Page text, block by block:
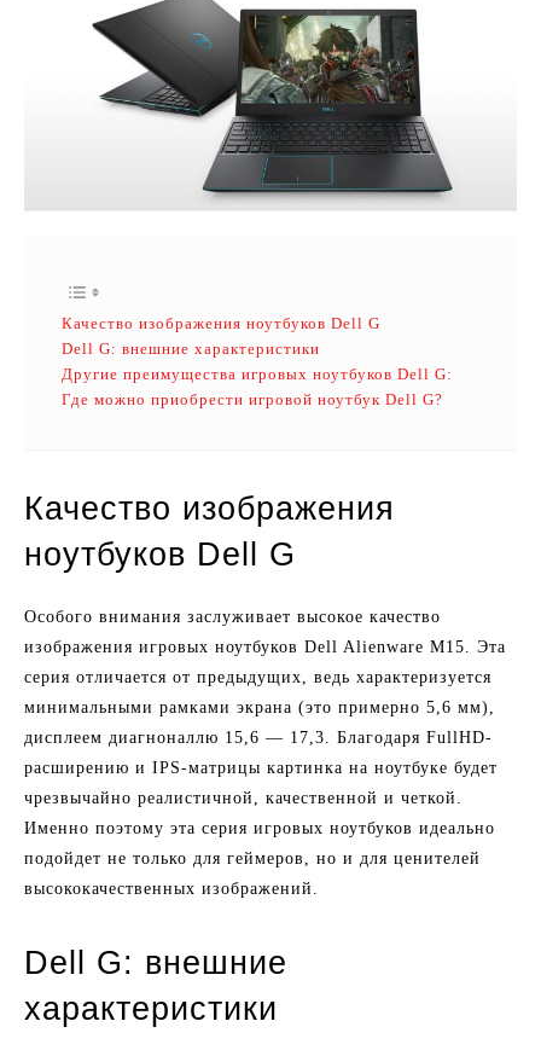
Качество изображения ноутбуков Dell G
Dell G: внешние характеристики
Другие преимущества игровых ноутбуков Dell G:
Где можно приобрести игровой ноутбук Dell G?
Качество изображения
ноутбуков Dell G
Особого внимания заслуживает высокое качество
изображения игровых ноутбуков Dell Alienware M15. Эта
серия отличается от предыдущих, ведь характеризуется
минимальными рамками экрана (это примерно 5,6 мм),
дисплеем диагноналлю 15,6 — 17,3. Благодаря FullHD-
расширению и IPS-матрицы картинка на ноутбуке будет
чрезвычайно реалистичной, качественной и четкой.
Именно поэтому эта серия игровых ноутбуков идеально
подойдет не только для геймеров, но и для ценителей
высококачественных изображений.
Dell G: внешние
характеристики